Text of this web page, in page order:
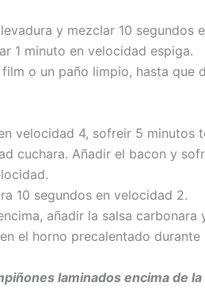
y mezclar 10 segundos
1 minuto en velocidad espiga.
o un paño limpio, hasta que
velocidad 4, sofreir 5 minutos
cuchara. Añadir el bacon y
10 segundos en velocidad 2.
añadir la salsa carbonara
el horno precalentado durante
laminados encima de la